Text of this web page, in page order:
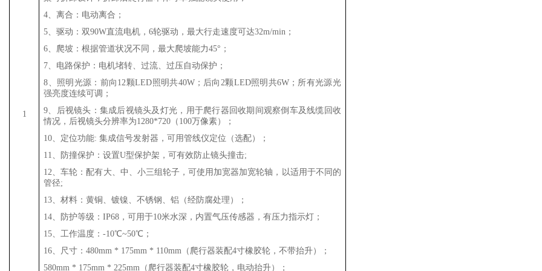
1
4、离合：电动离合；
5、驱动：双90W直流电机，6轮驱动，最大行走速度可达32m/min；
6、爬坡：根据管道状况不同，最大爬坡能力45°；
7、电路保护：电机堵转、过流、过压自动保护；
8、照明光源：前向12颗LED照明共40W；后向2颗LED照明共6W；所有光源光
强亮度连续可调；
9、后视镜头：集成后视镜头及灯光，用于爬行器回收期间观察倒车及线缆回收
情况，后视镜头分辨率为1280*720（100万像素）；
10、定位功能: 集成信号发射器，可用管线仪定位（选配）；
11、防撞保护：设置U型保护架，可有效防止镜头撞击;
12、车轮：配有大、中、小三组轮子，可使用加宽器加宽轮轴，以适用于不同的
管径;
13、材料：黄铜、镀镍、不锈钢、铝（经防腐处理）；
14、防护等级：IP68，可用于10米水深，内置气压传感器，有压力指示灯；
15、工作温度：-10℃~50℃；
16、尺寸：480mm * 175mm * 110mm（爬行器装配4寸橡胶轮，不带抬升）；
580mm * 175mm * 225mm（爬行器装配4寸橡胶轮，电动抬升）；